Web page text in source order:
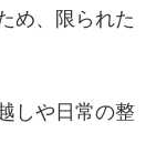
め、限られた
しや日常の整